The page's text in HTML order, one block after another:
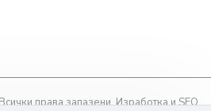
права запазени. Изработка и SEO